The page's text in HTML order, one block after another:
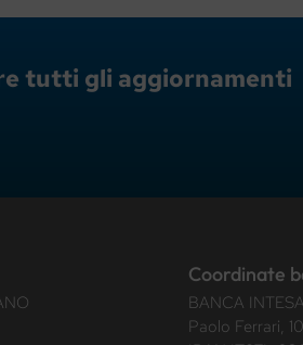
tutti gli aggiornamenti
Coordinate
BANCA
Paolo Ferrari,